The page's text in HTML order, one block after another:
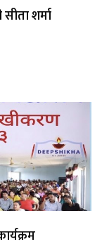
शर्मा